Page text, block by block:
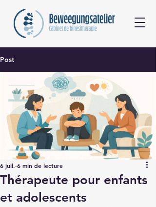
Post
Thérapeute pour enfants
et adolescents
6 juil. 6 min de lecture